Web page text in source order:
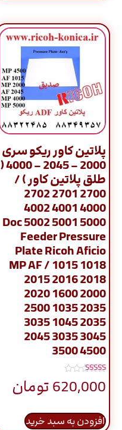
پلاتین کاور ریکو سری
2000 – 2045 – 4000 (
طلق پلاتین کاور ) /
2700 2701 2702
4000 4001 4002
5000 5001 5002 Doc
Feeder Pressure
Plate Ricoh Aficio
MP AF / 1015 1018
2015 2016 2018
2020 1600 2000
2500 1035 2035
3035 1045 2035
2045 3035 3045
3500 4500
نمره
5.00
از 5
620,000تومان
افزودن به سبد خرید